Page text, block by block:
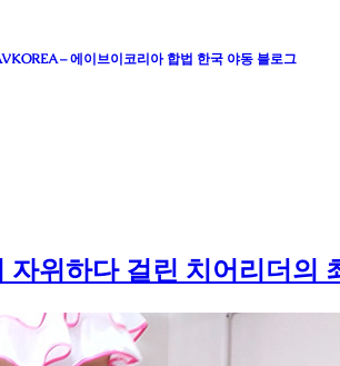
– 에이브이코리아 합법 한국 야동 블로그
위하다 걸린 치어리더의